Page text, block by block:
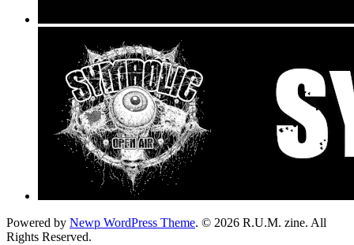
Powered by Newp WordPress Theme. © 2026 R.U.M. zine. All
Rights Reserved.